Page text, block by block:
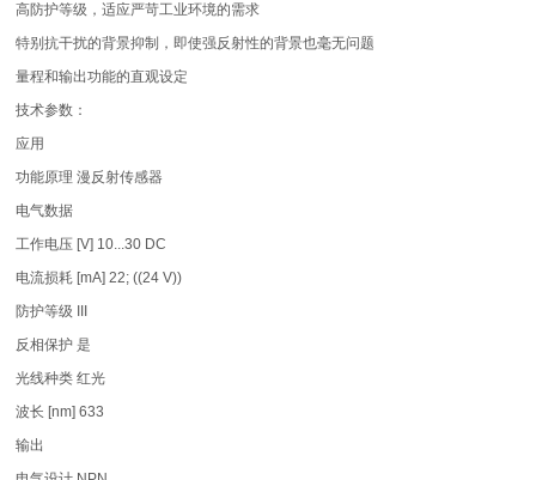
高防护等级，适应严苛工业环境的需求
特别抗干扰的背景抑制，即使强反射性的背景也毫无问题
量程和输出功能的直观设定
技术参数：
应用
功能原理 漫反射传感器
电气数据
工作电压 [V] 10...30 DC
电流损耗 [mA] 22; ((24 V))
防护等级 III
反相保护 是
光线种类 红光
波长 [nm] 633
输出